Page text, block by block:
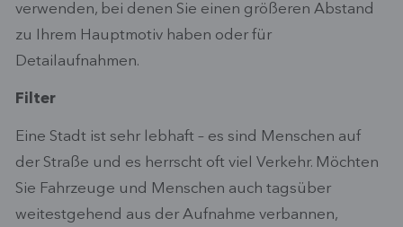
verwenden, bei denen Sie einen größeren Abstand
zu Ihrem Hauptmotiv haben oder für
Detailaufnahmen.
Filter
Eine Stadt ist sehr lebhaft – es sind Menschen auf
der Straße und es herrscht oft viel Verkehr. Möchten
Sie Fahrzeuge und Menschen auch tagsüber
weitestgehend aus der Aufnahme verbannen,